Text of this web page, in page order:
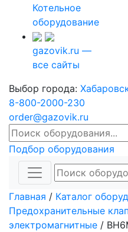
Котельное
оборудование
gazovik.ru —
все сайты
Выбор города:
8-800-2000-230
order@gazovik.ru
Подбор оборудования
Главная / Каталог
Предохранительные
электромагнитные /